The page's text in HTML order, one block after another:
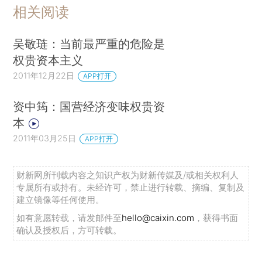
相关阅读
吴敬琏：当前最严重的危险是
权贵资本主义
2011年12月22日 APP打开
资中筠：国营经济变味权贵资
本
2011年03月25日 APP打开
财新网所刊载内容之知识产权为财新传媒及/或相关权利人
专属所有或持有。未经许可，禁止进行转载、摘编、复制及
建立镜像等任何使用。
如有意愿转载，请发邮件至hello@caixin.com ，获得书面
确认及授权后，方可转载。